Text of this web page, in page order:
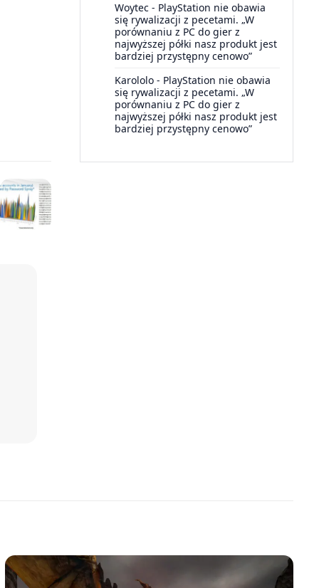
Woytec - PlayStation nie obawia
się rywalizacji z pecetami. „W
porównaniu z PC do gier z
najwyższej półki nasz produkt jest
bardziej przystępny cenowo”
Karololo - PlayStation nie obawia
się rywalizacji z pecetami. „W
porównaniu z PC do gier z
najwyższej półki nasz produkt jest
bardziej przystępny cenowo”